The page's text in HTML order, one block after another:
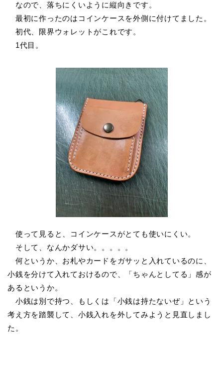
なので、落ちにくいように縦向きです。
最初に作ったのはコインケースを外側に付けてました。
初代、限界ウォレットがこれです。
1代目。
使って見ると、コインケースがとても使いにくい。
そして、なんかダサい。。。。。
何というか、お札やカードをガサッと入れているのに、
小銭を分けて入れておけるので、「ちゃんとしてる」感が
あるというか。
小銭は別で持つ、もしくは「小銭は持たないぜ」という
考え方を踏襲して、小銭入れを外してみようと見直しまし
た。